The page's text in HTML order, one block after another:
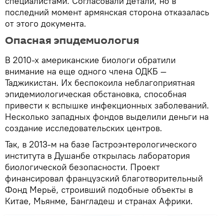
последний момент армянская сторона отказалась
от этого документа.
Опасная эпидемиология
В 2010-х американские биологи обратили
внимание на еще одного члена ОДКБ —
Таджикистан. Их беспокоила неблагоприятная
эпидемиологическая обстановка, способная
привести к вспышке инфекционных заболеваний.
Несколько западных фондов выделили деньги на
создание исследовательских центров.
Так, в 2013-м на базе Гастроэнтерологического
института в Душанбе открылась лаборатория
биологической безопасности. Проект
финансировал французский благотворительный
Фонд Мерьё, строивший подобные объекты в
Китае, Мьянме, Бангладеш и странах Африки.